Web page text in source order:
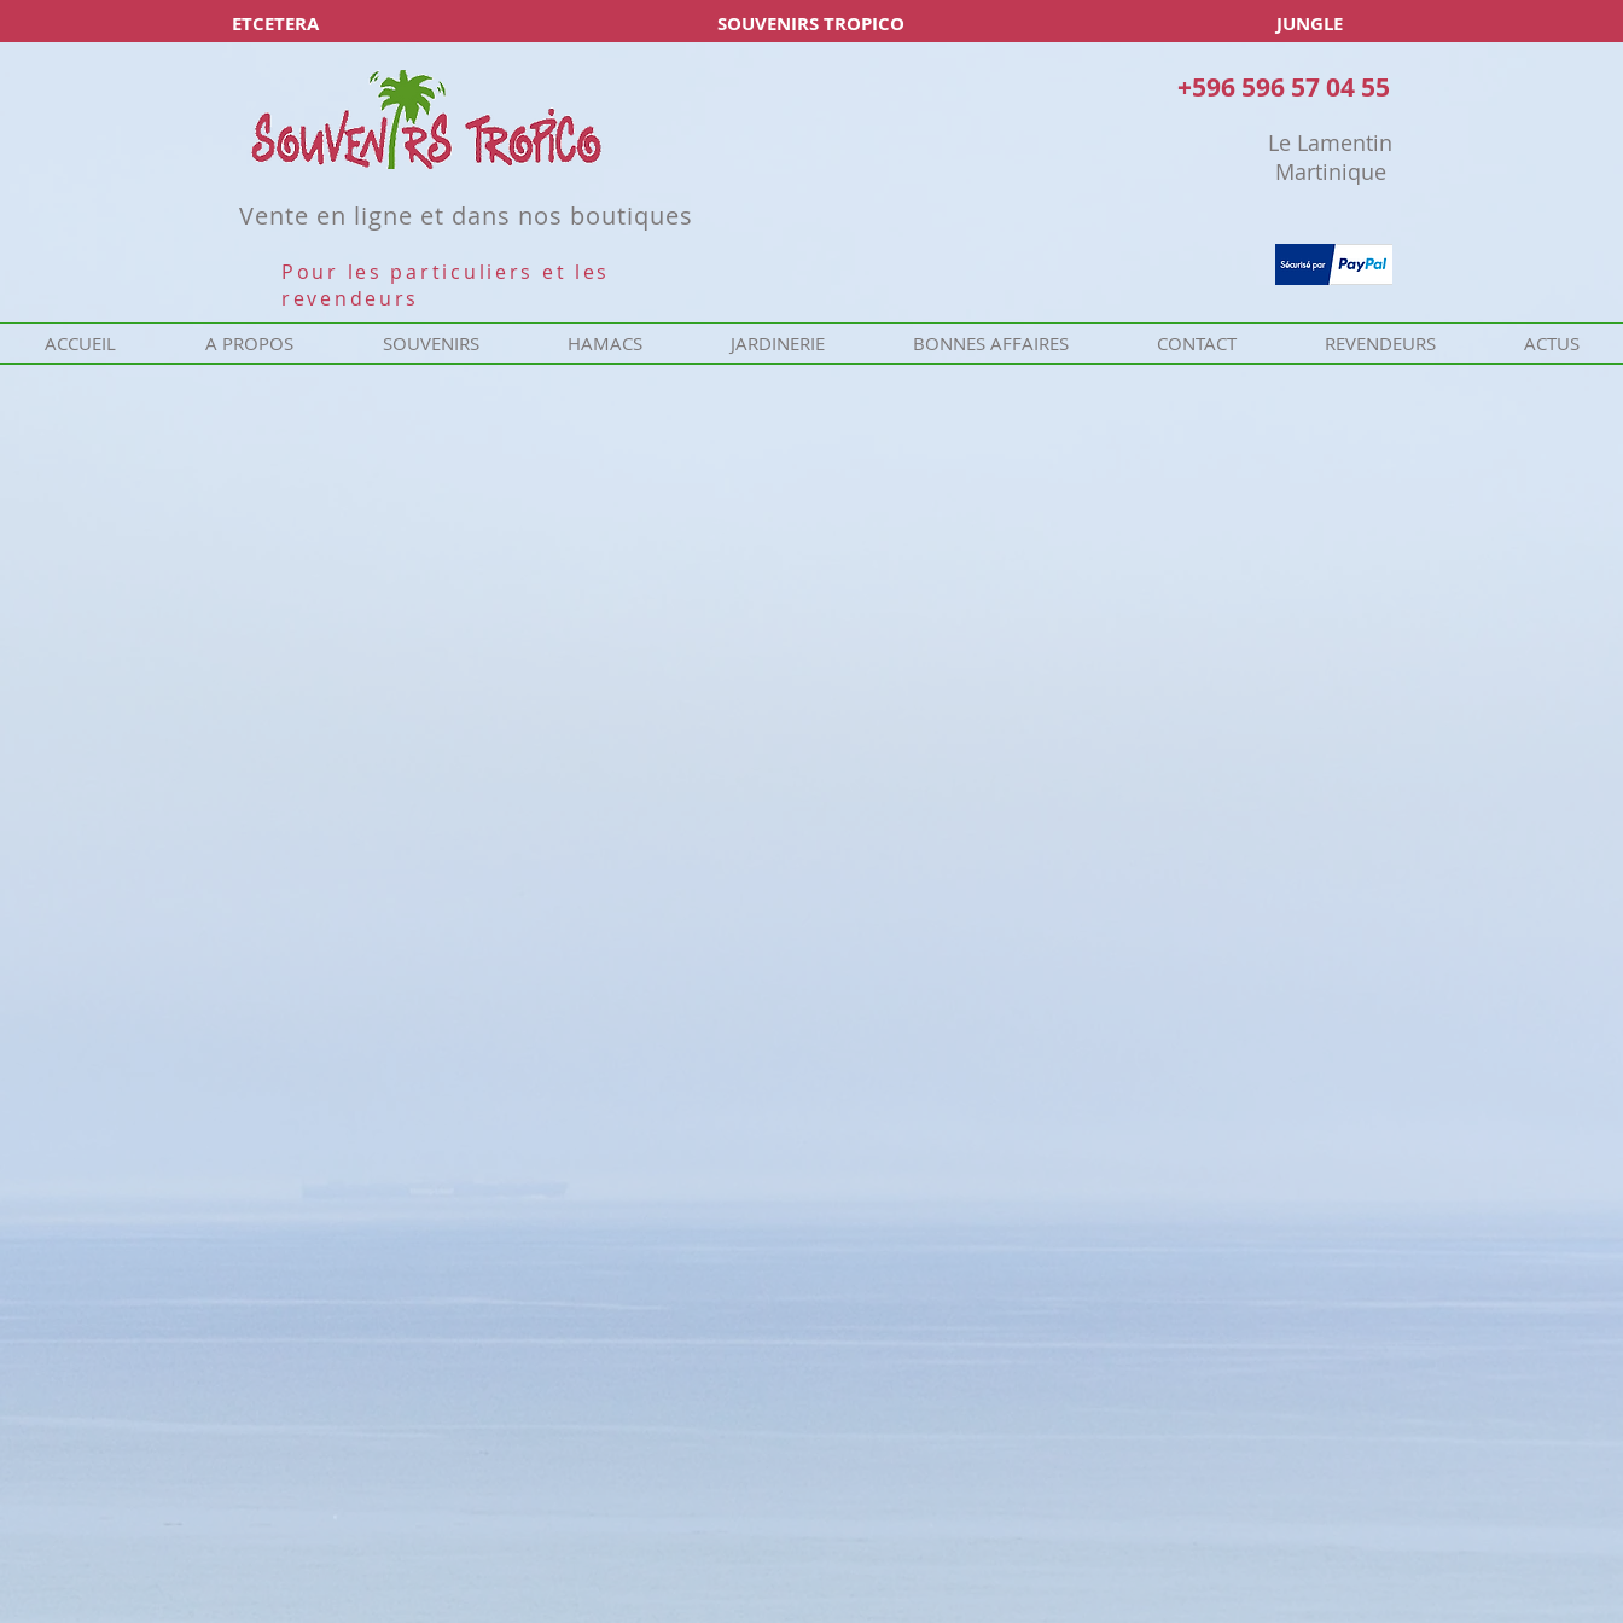
ETCETERA SOUVENIRS TROPICO JUNGLE
Vente en ligne et dans nos boutiques
Pour les particuliers et les
revendeurs
Le Lamentin
Martinique
+596 596 57 04 55
ACCUEIL A PROPOS SOUVENIRS HAMACS JARDINERIE BONNES AFFAIRES CONTACT REVENDEURS ACTUS